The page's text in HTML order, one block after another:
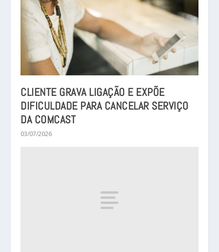
CLIENTE GRAVA LIGAÇÃO E EXPÕE
DIFICULDADE PARA CANCELAR SERVIÇO
DA COMCAST
03/07/2026